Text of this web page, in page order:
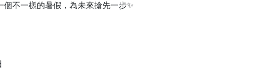
不一樣的暑假，為未來搶先一步✨